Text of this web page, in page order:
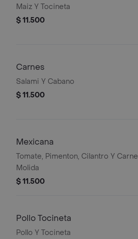
Maiz Y Tocineta
$ 11.500
Carnes
Salami Y Cabano
$ 11.500
Mexicana
Tomate, Pimenton, Cilantro Y Carne
Molida
$ 11.500
Pollo Tocineta
Pollo Y Tocineta